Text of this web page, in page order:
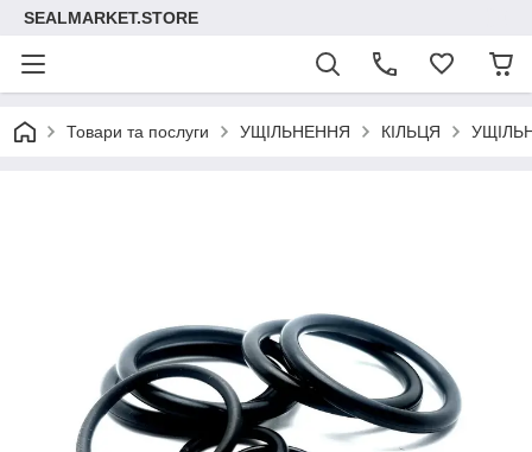
SEALMARKET.STORE
Товари та послуги УЩІЛЬНЕННЯ КІЛЬЦЯ